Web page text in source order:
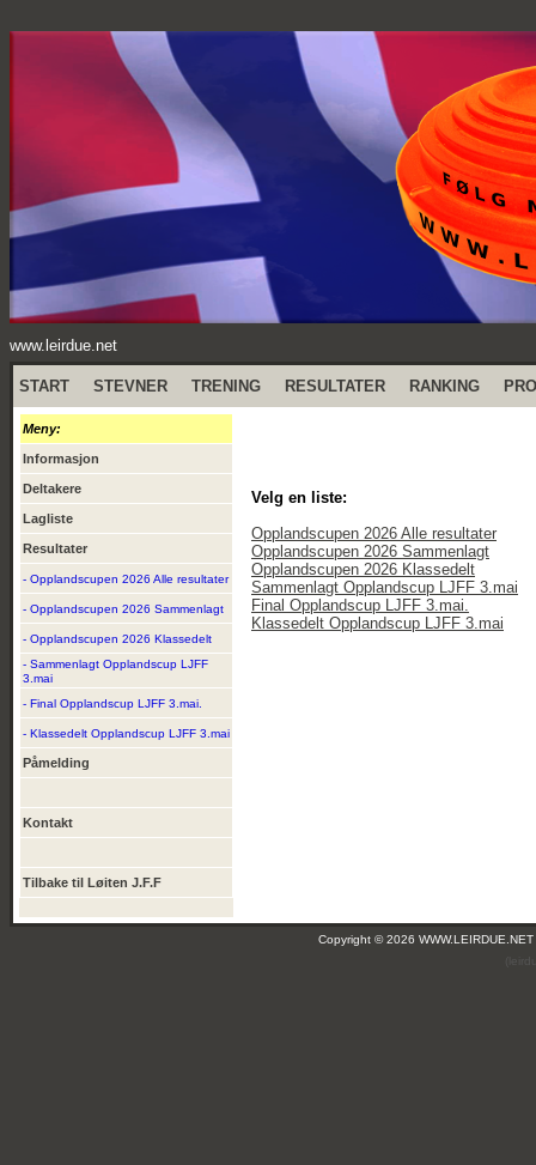
www.leirdue.net
START STEVNER TRENING RESULTATER RANKING
Meny:
Informasjon
Deltakere
Lagliste
Resultater
- Opplandscupen 2026 Alle resultater
- Opplandscupen 2026 Sammenlagt
- Opplandscupen 2026 Klassedelt
- Sammenlagt Opplandscup LJFF
3.mai
- Final Opplandscup LJFF 3.mai.
- Klassedelt Opplandscup LJFF 3.mai
Påmelding
Kontakt
Tilbake til Løiten J.F.F
Velg en liste:
Opplandscupen 2026 Alle resultater
Opplandscupen 2026 Sammenlagt
Opplandscupen 2026 Klassedelt
Sammenlagt Opplandscup LJFF 3.mai
Final Opplandscup LJFF 3.mai.
Klassedelt Opplandscup LJFF 3.mai
Copyright © 2026